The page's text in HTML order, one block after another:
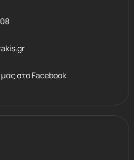
των μικρών
κράτημα του όπλου και
και άνετη επώμιση.
στο Facebook